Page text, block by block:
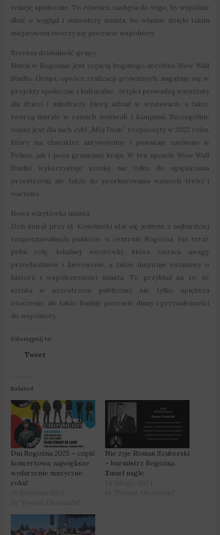
relacje społeczne. To również zachęta do tego, by wspólnie
dbać o wygląd i atmosferę miasta, bo właśnie dzięki takim
inicjatywom tworzy się poczucie wspólnoty.
Szersza działalność grupy
Mural w Rogoźnie jest częścią bogatego dorobku Wow Wall
Studio. Grupa, oprócz realizacji prywatnych, angażuje się w
projekty społeczne i kulturalne. Artyści prowadzą warsztaty
dla dzieci i młodzieży, biorą udział w wystawach, a także
tworzą murale w ramach festiwali i kampanii. Szczególnie
ważny jest dla nich cykl „Mój Dom” rozpoczęty w 2022 roku,
który ma charakter antywojenny i powstaje zarówno w
Polsce, jak i poza granicami kraju. W ten sposób Wow Wall
Studio wykorzystuje sztukę nie tylko do upiększania
przestrzeni, ale także do przekazywania ważnych treści i
wartości.
Nowa wizytówka miasta
Dziś mural przy ul. Kościuszki stał się jednym z najbardziej
rozpoznawalnych punktów w centrum Rogoźna. Już teraz
pełni rolę lokalnej wizytówki, która zwraca uwagę
przechodniów i kierowców, a także inspiruje rozmowy o
historii i współczesności miasta. To przykład na to, że
sztuka w przestrzeni publicznej nie tylko upiększa
otoczenie, ale także buduje poczucie dumy i przynależności
do wspólnoty.
Udostępnij to:
Tweet
Related
Dni Rogoźna 2025 – część
koncertowa: największe
wydarzenie muzyczne
roku!
Nie żyje Roman Szuberski
– burmistrz Rogoźna.
Zmarł nagle